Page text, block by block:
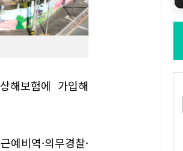
해보험에 가입해
비역·의무경찰·